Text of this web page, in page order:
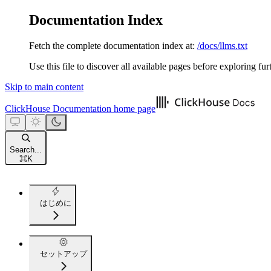
Documentation Index
Fetch the complete documentation index at: /docs/llms.txt
Use this file to discover all available pages before exploring
Skip to main content
ClickHouse Documentation home page
Search...
⌘K
はじめに
セットアップ